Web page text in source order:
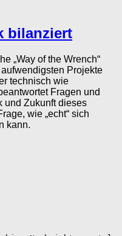
bilanziert
„Way of the Wrench“
Projekte
technisch wie
Fragen und
und Zukunft dieses
wie „echt“ sich
kann.